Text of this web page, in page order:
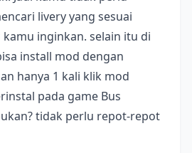
livery yang sesuai
inginkan. selain itu di
install mod dengan
hanya 1 kali klik mod
pada game Bus
tidak perlu repot-repot